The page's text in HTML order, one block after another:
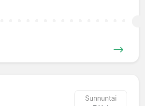
Sunnuntai